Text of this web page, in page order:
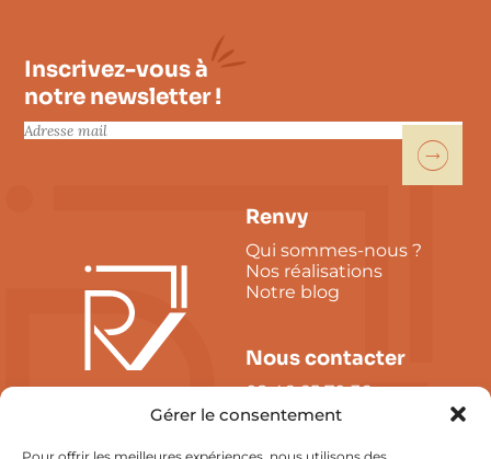
Gérer le consentement
Inscrivez-vous à
notre newsletter !
E
Renvy
Qui sommes-nous ?
Nos réalisations
Notre blog
Nous contacter
02 46 65 70 36
Tours - La Rochelle